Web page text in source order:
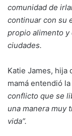
comunidad de
continuar con su
propio alimento y
ciudades.
Katie James, hija
mamá entendió
conflicto que se
una manera muy
vida”.